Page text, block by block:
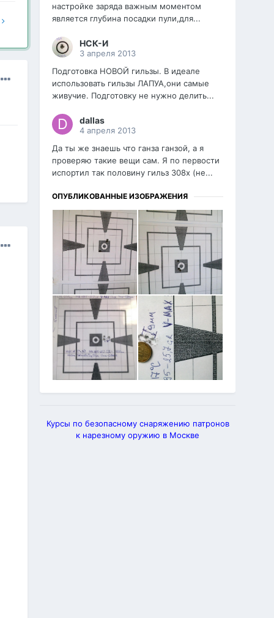
настройке заряда важным моментом
является глубина посадки пули,для...
НСК-И
3 апреля 2013
Подготовка НОВОЙ гильзы. В идеале
использовать гильзы ЛАПУА,они самые
живучие. Подготовку не нужно делить...
dаllаs
4 апреля 2013
Да ты же знаешь что ганза ганзой, а я
проверяю такие вещи сам. Я по первости
испортил так половину гильз 308х (не...
ОПУБЛИКОВАННЫЕ ИЗОБРАЖЕНИЯ
Курсы по безопасному снаряжению патронов
к нарезному оружию в Москве